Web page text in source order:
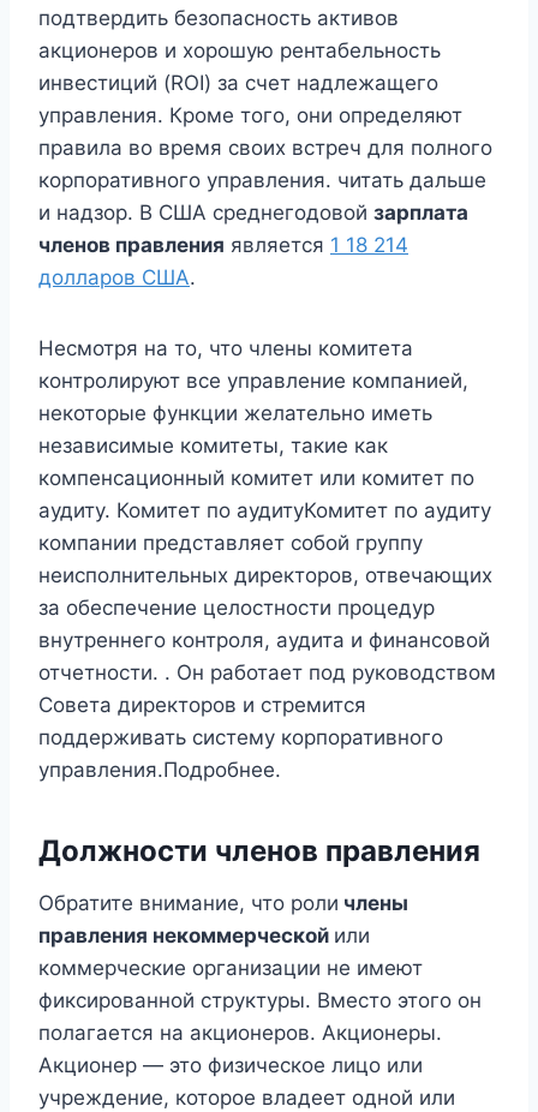
подтвердить безопасность активов
акционеров и хорошую рентабельность
инвестиций (ROI) за счет надлежащего
управления. Кроме того, они определяют
правила во время своих встреч для полного
корпоративного управления. читать дальше
и надзор. В США среднегодовой зарплата
членов правления является 1 18 214
долларов США.
Несмотря на то, что члены комитета
контролируют все управление компанией,
некоторые функции желательно иметь
независимые комитеты, такие как
компенсационный комитет или комитет по
аудиту. Комитет по аудитуКомитет по аудиту
компании представляет собой группу
неисполнительных директоров, отвечающих
за обеспечение целостности процедур
внутреннего контроля, аудита и финансовой
отчетности. . Он работает под руководством
Совета директоров и стремится
поддерживать систему корпоративного
управления.Подробнее.
Должности членов правления
Обратите внимание, что роли члены
правления некоммерческой или
коммерческие организации не имеют
фиксированной структуры. Вместо этого он
полагается на акционеров. Акционеры.
Акционер — это физическое лицо или
учреждение, которое владеет одной или